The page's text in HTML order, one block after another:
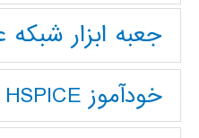
جعبه ابزار
خودآموز HSPICE